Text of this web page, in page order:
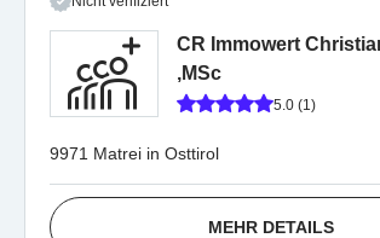
CR Immowert
,MSc
5.0 (1)
9971 Matrei in Osttirol
MEHR DETAILS